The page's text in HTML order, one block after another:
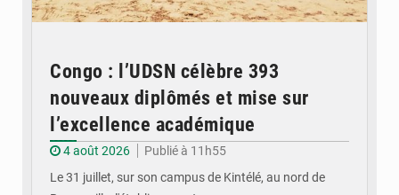
Congo : l’UDSN célèbre 393
nouveaux diplômés et mise sur
l’excellence académique
4 août 2026
Publié à 11h55
Le 31 juillet, sur son campus de Kintélé, au nord de